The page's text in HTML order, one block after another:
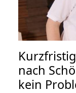
nach
kein